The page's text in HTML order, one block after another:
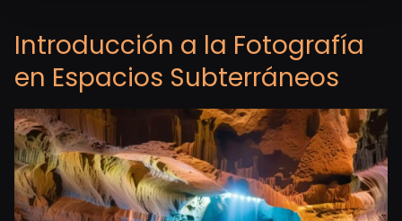
Introducción a la Fotografía
en Espacios Subterráneos